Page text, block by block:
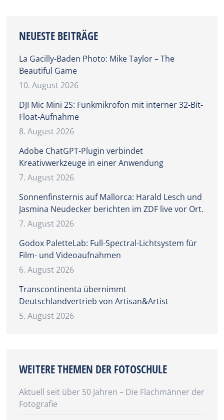
NEUESTE BEITRÄGE
La Gacilly-Baden Photo: Mike Taylor – The
Beautiful Game
10. August 2026
DJI Mic Mini 2S: Funkmikrofon mit interner 32-Bit-
Float-Aufnahme
8. August 2026
Adobe ChatGPT-Plugin verbindet
Kreativwerkzeuge in einer Anwendung
7. August 2026
Sonnenfinsternis auf Mallorca: Harald Lesch und
Jasmina Neudecker berichten im ZDF live vor Ort.
7. August 2026
Godox PaletteLab: Full-Spectral-Lichtsystem für
Film- und Videoaufnahmen
6. August 2026
Transcontinenta übernimmt
Deutschlandvertrieb von Artisan&Artist
5. August 2026
WEITERE THEMEN DER FOTOSCHULE
Aktuell seit über 50 Jahren – Die Flachmänner der
Fotografie